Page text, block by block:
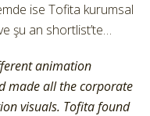
ise Tofita kurumsal
şu an shortlist’te…
animation
made all the corporate
visuals. Tofita found